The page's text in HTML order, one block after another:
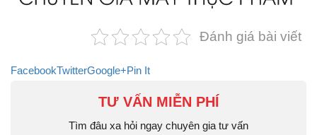
Đánh giá bài viết
FacebookTwitterGoogle+Pin It
TƯ VẤN MIỄN PHÍ
Tìm đâu xa hỏi ngay chuyên gia tư vấn